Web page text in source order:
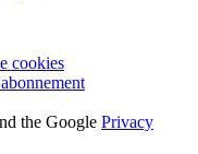
cookies
the Google Privacy